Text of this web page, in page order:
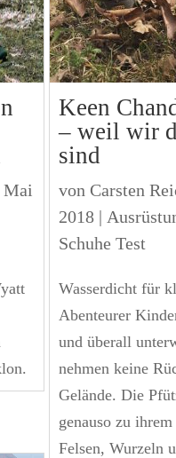
Mai
Keen
– weil wir
sind
vonCarsten
2018 |
Schuhe Test
Wasserdicht für
Abenteurer
und überall
nehmen keine
Gelände. Die
genauso zu
Felsen, Wurzeln